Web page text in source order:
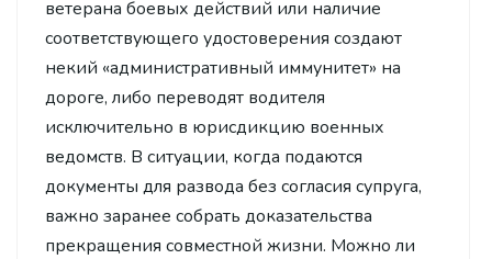
ветерана боевых действий или наличие
соответствующего удостоверения создают
некий «административный иммунитет» на
дороге, либо переводят водителя
исключительно в юрисдикцию военных
ведомств. В ситуации, когда подаются
документы для развода без согласия супруга,
важно заранее собрать доказательства
прекращения совместной жизни. Можно ли